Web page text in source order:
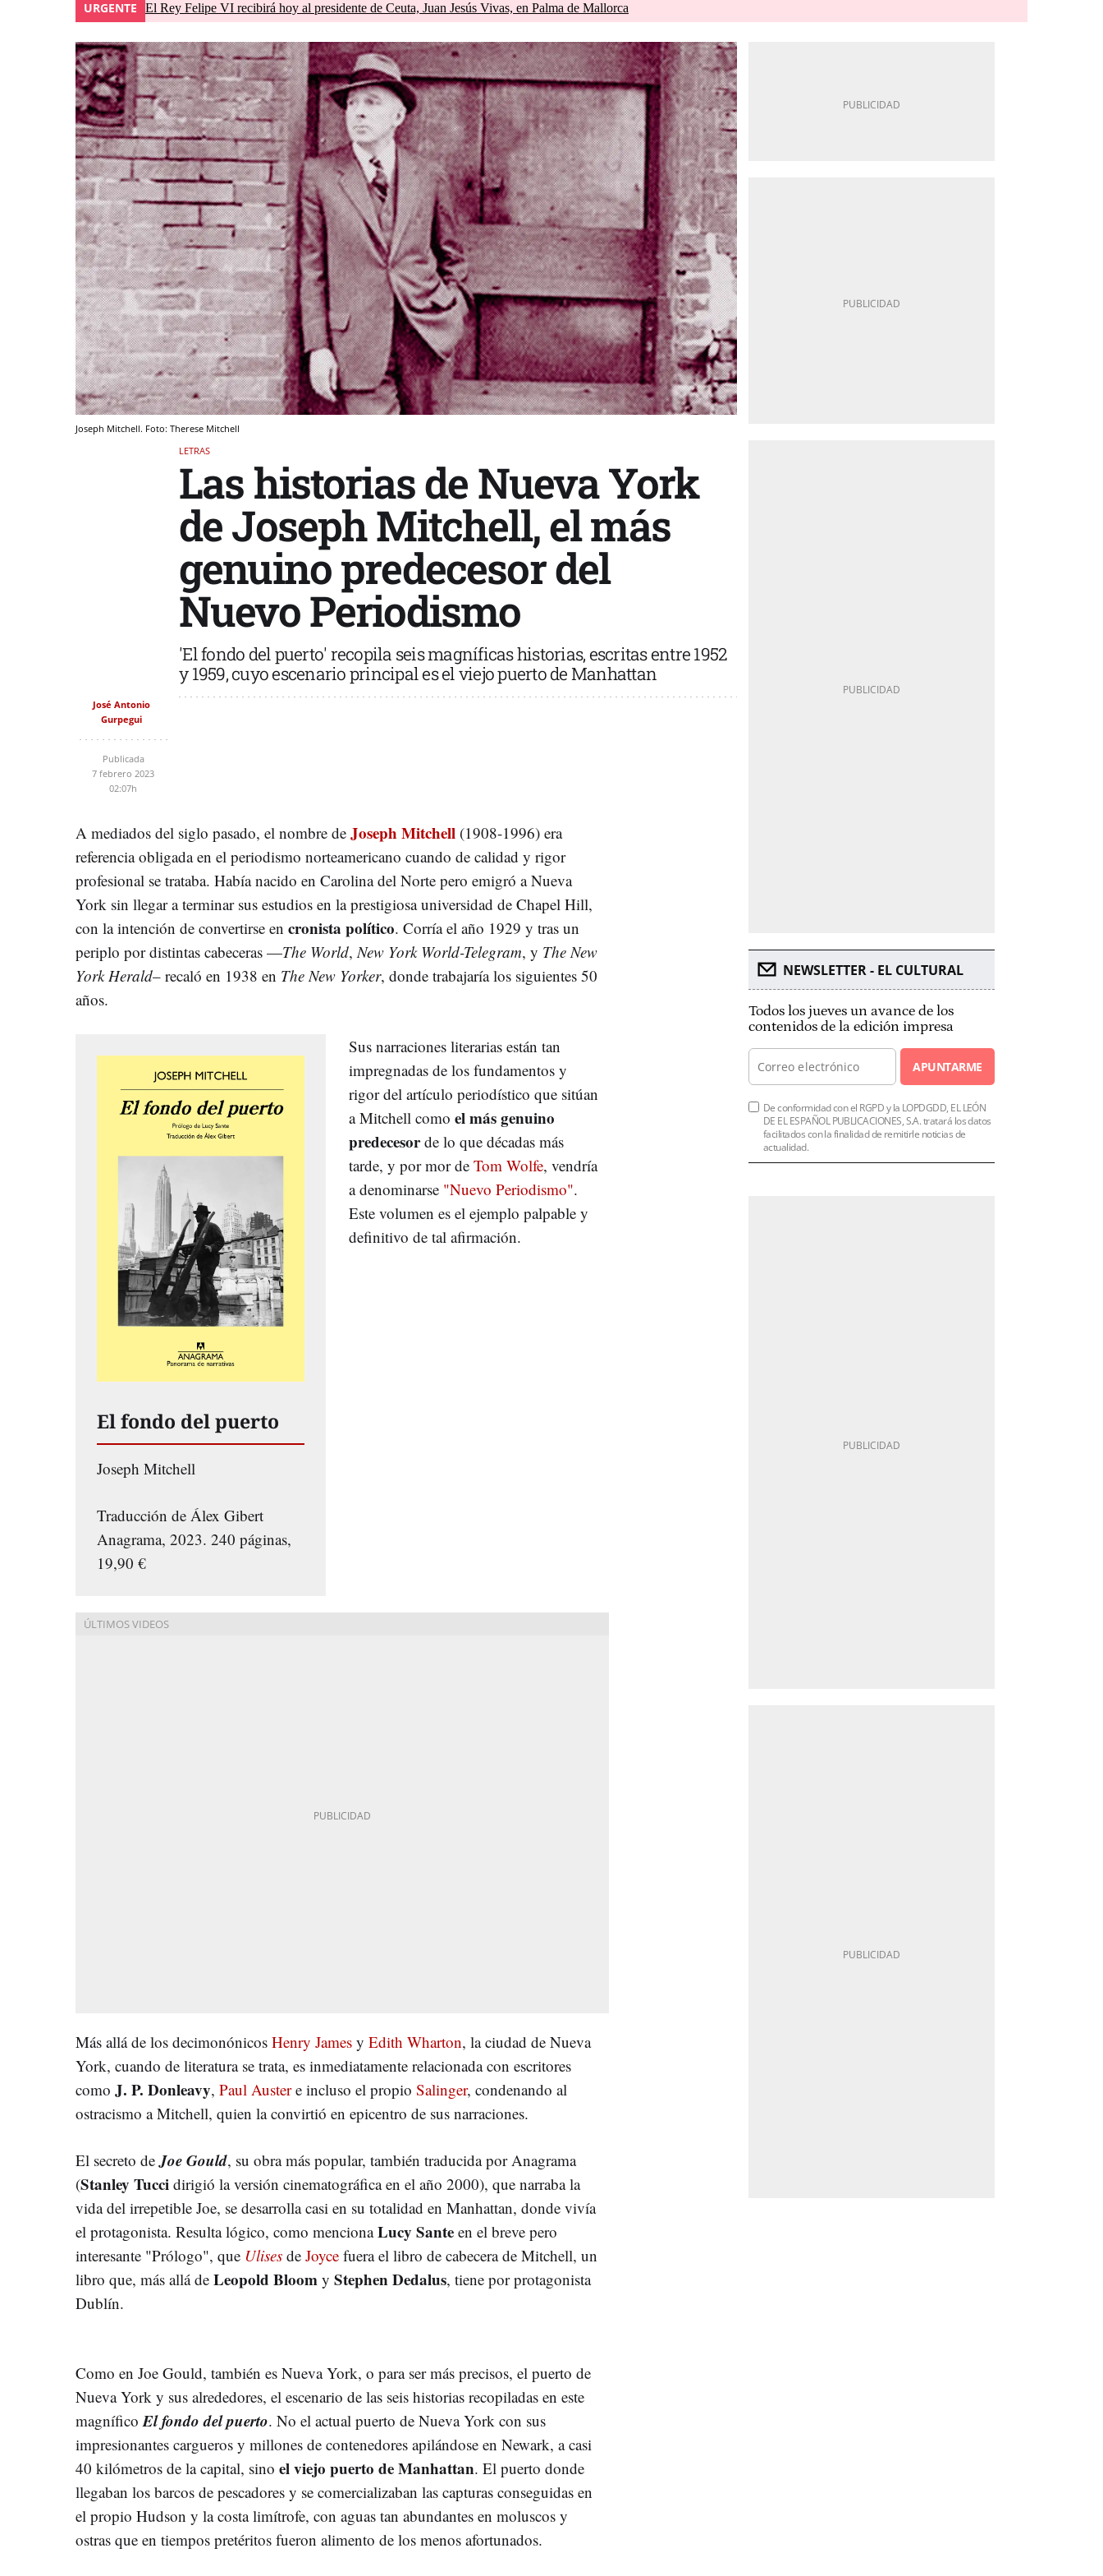
URGENTE El Rey Felipe VI recibirá hoy al presidente de Ceuta, Juan Jesús Vivas, en Palma de Mallorca
Joseph Mitchell. Foto: Therese Mitchell
LETRAS
Las historias de Nueva York
de Joseph Mitchell, el más
genuino predecesor del
Nuevo Periodismo
'El fondo del puerto' recopila seis magníficas historias, escritas entre 1952
y 1959, cuyo escenario principal es el viejo puerto de Manhattan
José Antonio
Gurpegui
Publicada
7 febrero 2023
02:07h
A mediados del siglo pasado, el nombre de Joseph Mitchell (1908-1996) era
referencia obligada en el periodismo norteamericano cuando de calidad y rigor
profesional se trataba. Había nacido en Carolina del Norte pero emigró a Nueva
York sin llegar a terminar sus estudios en la prestigiosa universidad de Chapel Hill,
con la intención de convertirse en cronista político. Corría el año 1929 y tras un
periplo por distintas cabeceras —The World, New York World-Telegram, y The New
York Herald– recaló en 1938 en The New Yorker, donde trabajaría los siguientes 50
años.
El fondo del puerto
Joseph Mitchell
Traducción de Álex Gibert
Anagrama, 2023. 240 páginas,
19,90 €
Sus narraciones literarias están tan
impregnadas de los fundamentos y
rigor del artículo periodístico que sitúan
a Mitchell comoel más genuino
predecesorde lo que décadas más
tarde, y por mor deTom Wolfe, vendría
a denominarse "Nuevo Periodismo".
Este volumen es el ejemplo palpable y
definitivo de tal afirmación.
Más allá de los decimonónicos Henry James y Edith Wharton, la ciudad de Nueva
York, cuando de literatura se trata, es inmediatamente relacionada con escritores
como J. P. Donleavy, Paul Austere incluso el propio Salinger, condenando al
ostracismo a Mitchell, quien la convirtió en epicentro de sus narraciones.
El secreto deJoe Gould, su obra más popular, también traducida por Anagrama
(Stanley Tucci dirigió la versión cinematográfica en el año 2000), que narraba la
vida del irrepetible Joe, se desarrolla casi en su totalidad en Manhattan, donde vivía
el protagonista. Resulta lógico, como mencionaLucy Sante en el breve pero
interesante "Prólogo", que Ulises de Joyce fuera el libro de cabecera de Mitchell, un
libro que, más allá de Leopold Bloom y Stephen Dedalus, tiene por protagonista
Dublín.
Como en Joe Gould, también es Nueva York, o para ser más precisos, el puerto de
Nueva York y sus alrededores, el escenario de las seis historias recopiladas en este
magníficoEl fondo del puerto. No el actual puerto de Nueva York con sus
impresionantes cargueros y millones de contenedores apilándose en Newark, a casi
40 kilómetros de la capital, sino el viejo puerto de Manhattan. El puerto donde
llegaban los barcos de pescadores y se comercializaban las capturas conseguidas en
el propio Hudson y la costa limítrofe, con aguas tan abundantes en moluscos y
ostras que en tiempos pretéritos fueron alimento de los menos afortunados.
NEWSLETTER - EL CULTURAL
Todos los jueves un avance de los
contenidos de la edición impresa
APUNTARME
De conformidad con el RGPD y la LOPDGDD, EL LEÓN
DE EL ESPAÑOL PUBLICACIONES, S.A. tratará los datos
facilitados con la finalidad de remitirle noticias de
actualidad.